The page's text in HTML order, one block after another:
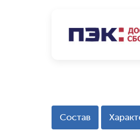
Состав